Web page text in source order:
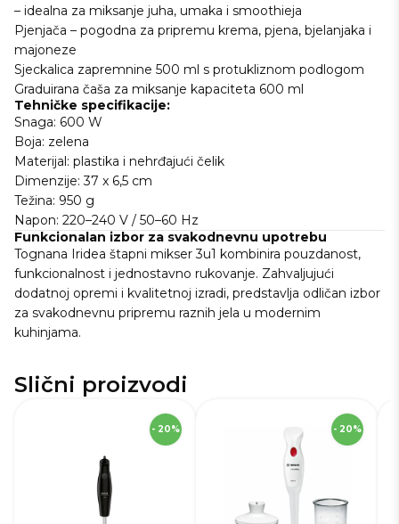
– idealna za miksanje juha, umaka i smoothieja
Pjenjača – pogodna za pripremu krema, pjena, bjelanjaka i
majoneze
Sjeckalica zapremnine 500 ml s protukliznom podlogom
Graduirana čaša za miksanje kapaciteta 600 ml
Tehničke specifikacije:
Snaga: 600 W
Boja: zelena
Materijal: plastika i nehrđajući čelik
Dimenzije: 37 x 6,5 cm
Težina: 950 g
Napon: 220–240 V / 50–60 Hz
Funkcionalan izbor za svakodnevnu upotrebu
Tognana Iridea štapni mikser 3u1 kombinira pouzdanost,
funkcionalnost i jednostavno rukovanje. Zahvaljujući
dodatnoj opremi i kvalitetnoj izradi, predstavlja odličan izbor
za svakodnevnu pripremu raznih jela u modernim
kuhinjama.
Slični proizvodi
- 20%
237095
10,0 cm
0,8 kg
- 20%